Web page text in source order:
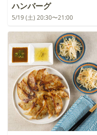
ハンバーグ
5/19 (土) 20:30〜21:00